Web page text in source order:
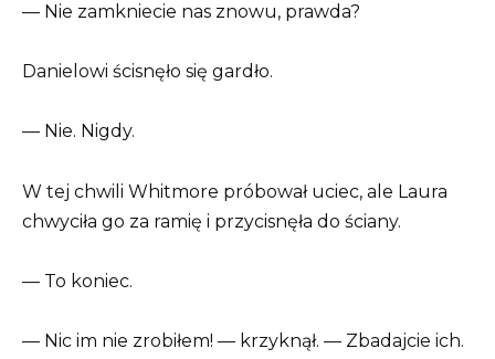
— Nie zamkniecie nas znowu, prawda?
Danielowi ścisnęło się gardło.
— Nie. Nigdy.
W tej chwili Whitmore próbował uciec, ale Laura
chwyciła go za ramię i przycisnęła do ściany.
— To koniec.
— Nic im nie zrobiłem! — krzyknął. — Zbadajcie ich.